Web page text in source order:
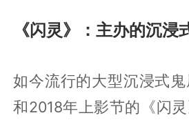
《闪灵》：主办的沉浸
如今流行的大型沉浸式
和2018年上影节的《闪